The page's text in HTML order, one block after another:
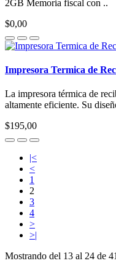
2GB Memoria fiscal con ..
$0,00
Impresora Termica de
La impresora térmica de
altamente eficiente. Su
$195,00
|<
<
1
2
3
4
>
>|
Mostrando del 13 al 24 de